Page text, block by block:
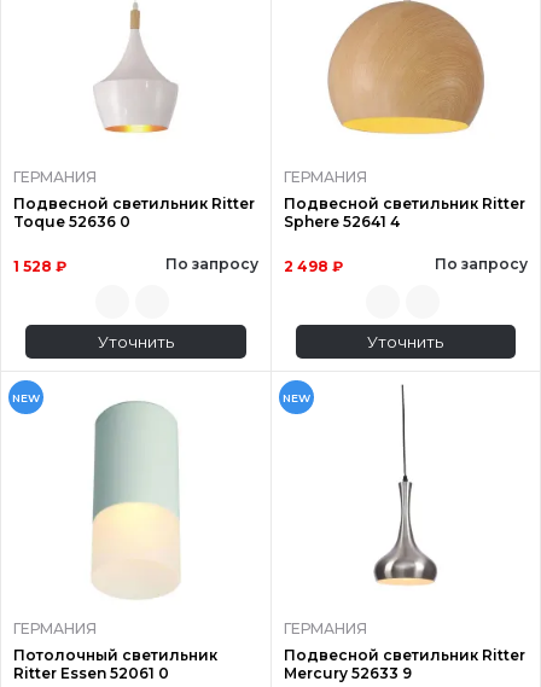
ГЕРМАНИЯ
Подвесной светильник Ritter
Toque 52636 0
1 528 ₽ По запросу
Уточнить
ГЕРМАНИЯ
Подвесной светильник Ritter
Sphere 52641 4
2 498 ₽ По запросу
Уточнить
NEW
ГЕРМАНИЯ
Потолочный светильник
Ritter Essen 52061 0
NEW
ГЕРМАНИЯ
Подвесной светильник Ritter
Mercury 52633 9